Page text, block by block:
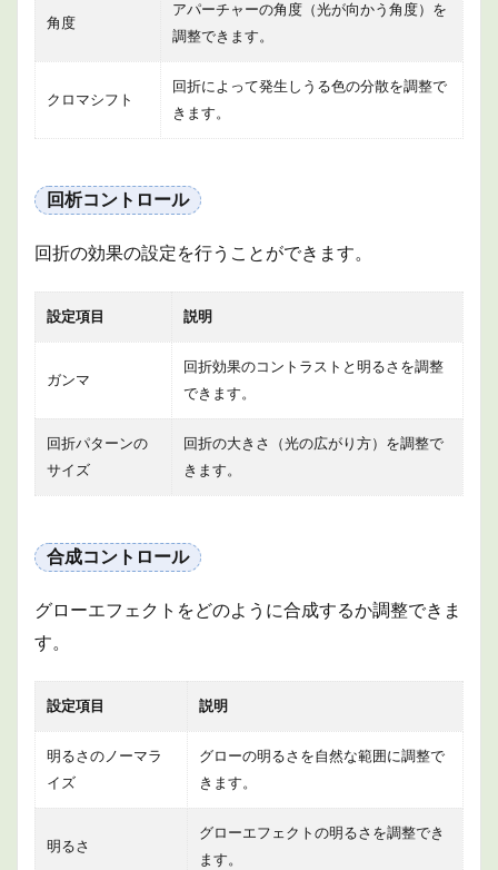
角度
アパーチャーの角度（光が向かう角度）を
調整できます。
クロマシフト
回折によって発生しうる色の分散を調整で
きます。
回析コントロール
回折の効果の設定を行うことができます。
設定項目 説明
ガンマ
回折効果のコントラストと明るさを調整
できます。
回折パターンの
サイズ
回折の大きさ（光の広がり方）を調整で
きます。
合成コントロール
グローエフェクトをどのように合成するか調整できま
す。
設定項目 説明
明るさのノーマラ
イズ
グローの明るさを自然な範囲に調整で
きます。
明るさ
グローエフェクトの明るさを調整でき
ます。